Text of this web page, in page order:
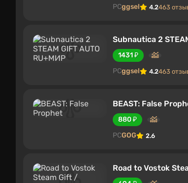
PCggsel 4.2463
Subnautica 2
1431 ₽
PCggsel 4.2463
BEAST: False
880 ₽
PCGOG 2.6
Road to Vostok